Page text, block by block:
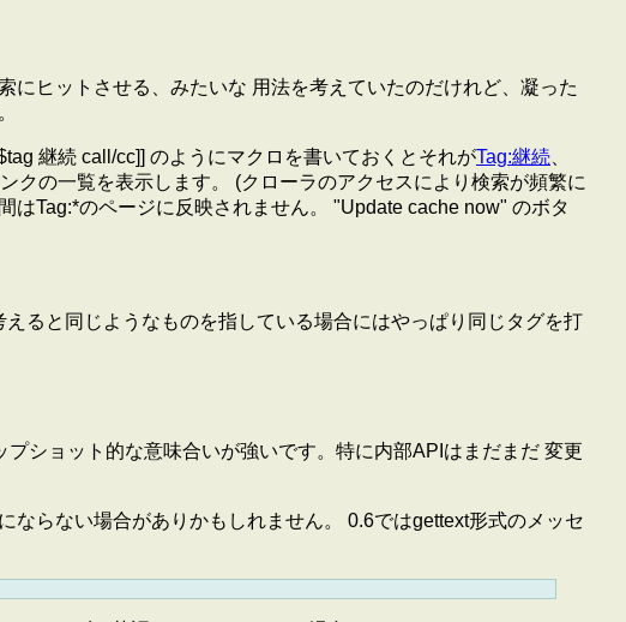
ヒットさせる、みたいな 用法を考えていたのだけれど、凝った
継続 call/cc]] のようにマクロを書いておくとそれがTag:継続
クの一覧を表示します。 (クローラのアクセスにより検索が頻繁に
Tag:*のページに反映されません。 "Update cache now" のボタ
ると同じようなものを指している場合にはやっぱり同じタグを打
ショット的な意味合いが強いです。特に内部APIはまだまだ 変更
らない場合がありかもしれません。 0.6ではgettext形式のメッセ